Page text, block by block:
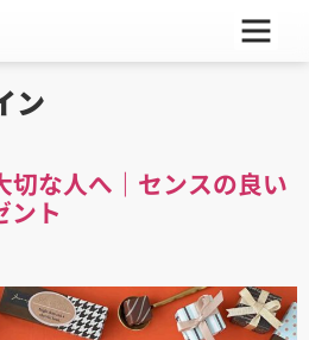
ー
ー
ー
ン
切な人へ｜センスの良い
ント